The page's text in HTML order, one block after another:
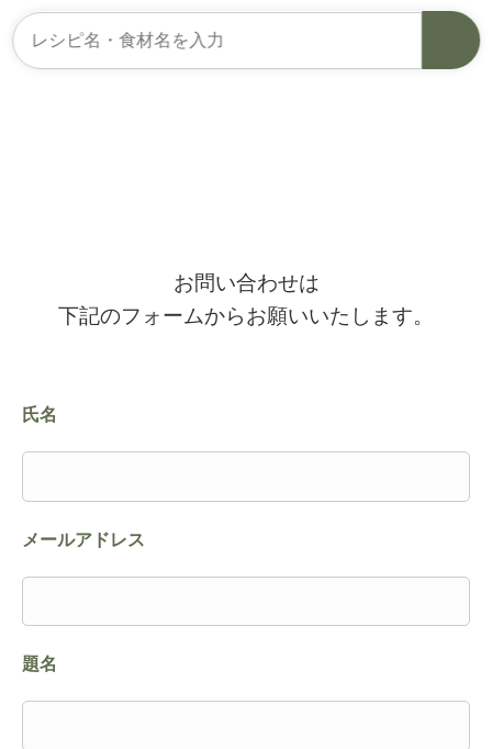
お問い合わせは
下記のフォームからお願いいたします。
氏名
メールアドレス
題名